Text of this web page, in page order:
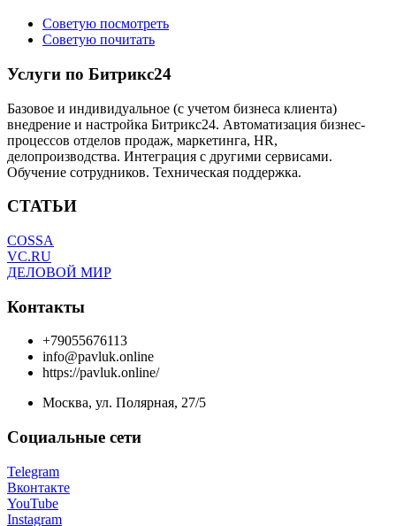
Советую посмотреть
Советую почитать
Услуги по Битрикс24
Базовое и индивидуальное (с учетом бизнеса клиента)
внедрение и настройка Битрикс24. Автоматизация бизнес-
процессов отделов продаж, маркетинга, HR,
делопроизводства. Интеграция с другими сервисами.
Обучение сотрудников. Техническая поддержка.
СТАТЬИ
COSSA
VC.RU
ДЕЛОВОЙ МИР
Контакты
+79055676113
info@pavluk.online
https://pavluk.online/
Москва, ул. Полярная, 27/5
Социальные сети
Telegram
Вконтакте
YouTube
Instagram